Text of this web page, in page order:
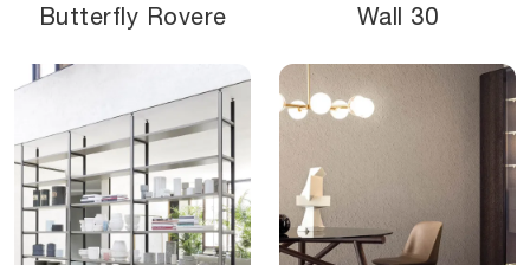
Butterfly Rovere Wall 30